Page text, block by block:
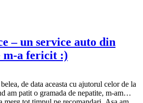
– un service auto din
m-a fericit :)
de data aceasta cu ajutorul celor de la
am patit o gramada de nepatite, m-am